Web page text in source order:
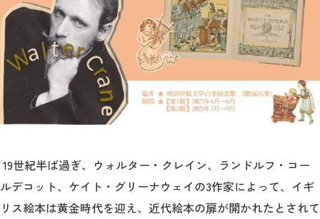
キャリア
ボランティア
生涯学習・社会連携
入試情報サイト
19世紀半ば過ぎ、ウォルター・クレイン、ランドルフ・コー
ルデコット、ケイト・グリーナウェイの3作家によって、イギ
リス絵本は黄金時代を迎え、近代絵本の扉が開かれたとされて